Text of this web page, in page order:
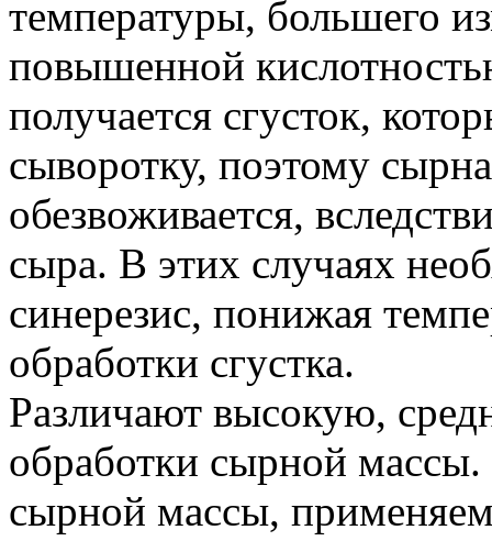
температуры, большего
повышенной
получается сгусток,
сыворотку, поэтому
обезвоживается,
сыра. В этих случаях
синерезис, понижая
обработки сгустка.
Различают высокую,
обработки сырной массы.
сырной массы,